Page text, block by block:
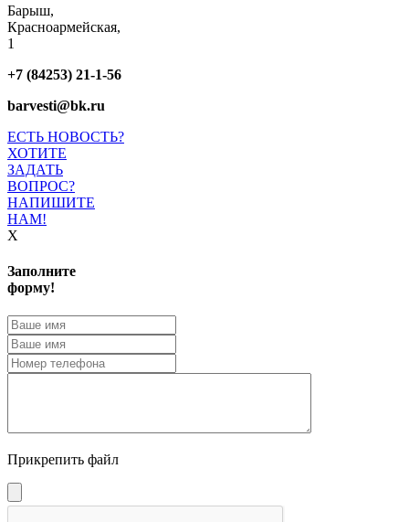
Барыш,
Красноармейская,
1
+7 (84253) 21-1-56
barvesti@bk.ru
ЕСТЬ НОВОСТЬ?
ХОТИТЕ
ЗАДАТЬ
ВОПРОС?
НАПИШИТЕ
НАМ!
X
Заполните
форму!
Прикрепить файл